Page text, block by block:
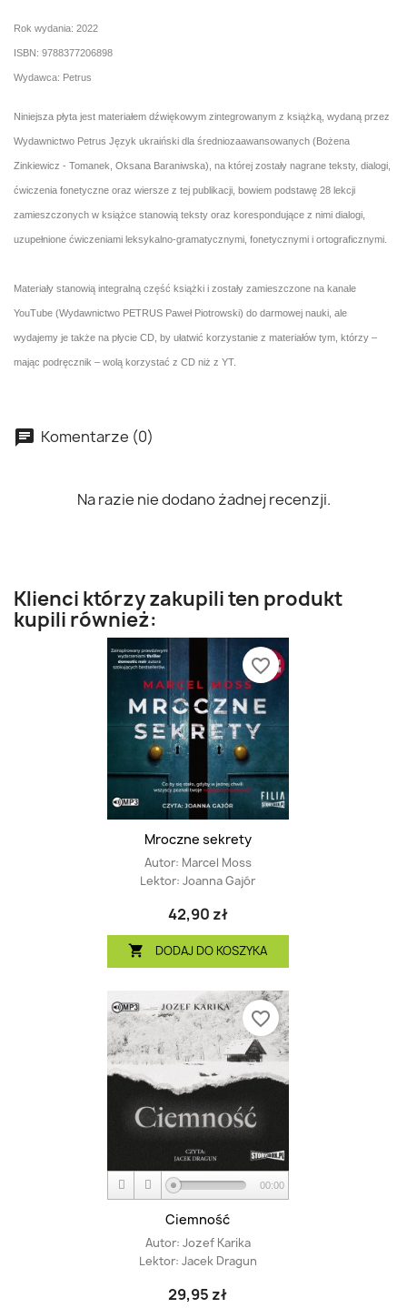
Rok wydania: 2022
ISBN: 9788377206898
Wydawca: Petrus
Niniejsza płyta jest materiałem dźwiękowym zintegrowanym z książką, wydaną przez
Wydawnictwo Petrus Język ukraiński dla średniozaawansowanych (Bożena
Zinkiewicz - Tomanek, Oksana Baraniwska), na której zostały nagrane teksty, dialogi,
ćwiczenia fonetyczne oraz wiersze z tej publikacji, bowiem podstawę 28 lekcji
zamieszczonych w książce stanowią teksty oraz korespondujące z nimi dialogi,
uzupełnione ćwiczeniami leksykalno-gramatycznymi, fonetycznymi i ortograficznymi.
Materiały stanowią integralną część książki i zostały zamieszczone na kanale
YouTube (Wydawnictwo PETRUS Paweł Piotrowski) do darmowej nauki, ale
wydajemy je także na płycie CD, by ułatwić korzystanie z materiałów tym, którzy –
mając podręcznik – wolą korzystać z CD niż z YT.
Komentarze (0)
Na razie nie dodano żadnej recenzji.
Klienci którzy zakupili ten produkt
kupili również:
Mroczne sekrety
Autor: Marcel Moss
Lektor: Joanna Gajór
42,90 zł
 DODAJ DO KOSZYKA
favorite_border
00:00
Ciemność
Autor: Jozef Karika
Lektor: Jacek Dragun
29,95 zł
favorite_border